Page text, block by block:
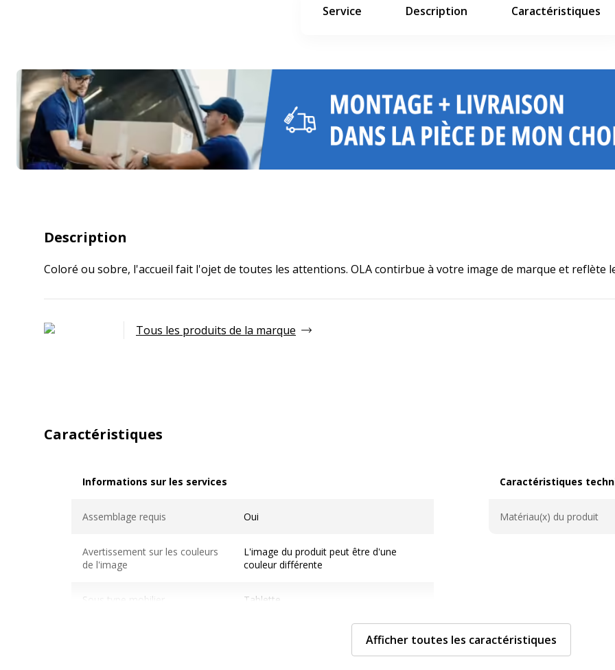
Service Description Caractéristiques
Description
Coloré ou sobre, l'accueil fait l'ojet de toutes les attentions. OLA contirbue à votre image de marque et reflète
Tous les produits de la marque
Caractéristiques
Informations sur les services
Assemblage requis Oui
Avertissement sur les couleurs
de l'image
L'image du produit peut être d'une
couleur différente
Sous type mobilier Tablette
ISO 22196, JIS Z 2801, PEFC
Caractéristiques
Matériau(x) du produit
Afficher toutes les caractéristiques